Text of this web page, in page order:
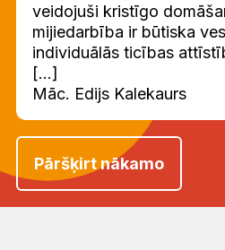
veidojuši kristīgo
mijiedarbība ir būtiska
individuālās ticības
[...]
Māc. Edijs Kalekaurs
Pāršķirt nākamo